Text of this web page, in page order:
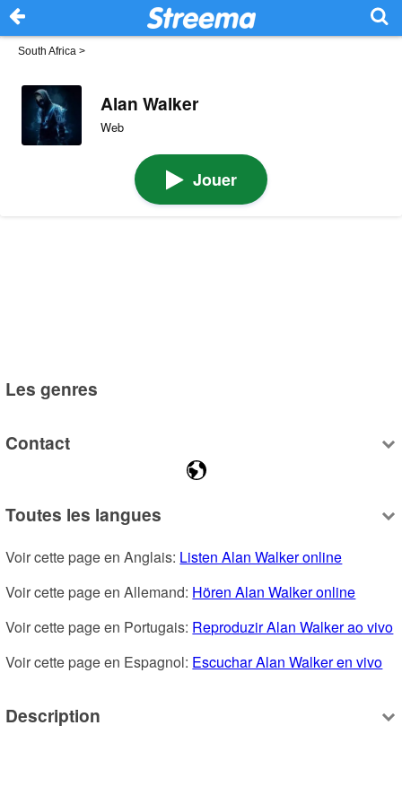
South Africa >
Alan Walker
Web
Jouer
Les genres
Contact
Toutes les langues
Voir cette page en Anglais: Listen Alan Walker online
Voir cette page en Allemand: Hören Alan Walker online
Voir cette page en Portugais: Reproduzir Alan Walker ao vivo
Voir cette page en Espagnol: Escuchar Alan Walker en vivo
Description